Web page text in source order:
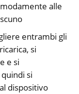
alle
entrambi gli
si
e si
si
dispositivo